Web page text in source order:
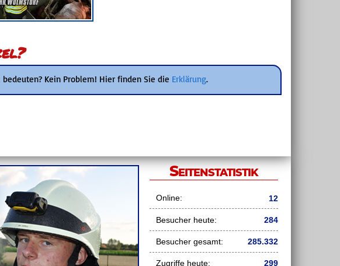
bedeuten? Kein Problem! Hier finden Sie die Erklärung.
Seitenstatistik
Online: 12
Besucher heute: 284
Besucher gesamt: 285.332
Zugriffe heute: 299